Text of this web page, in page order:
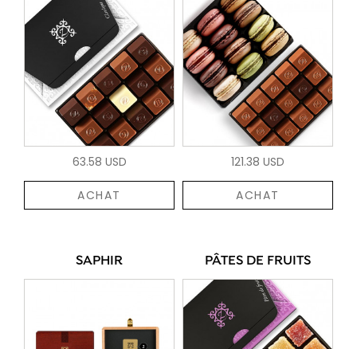
63.58 USD
ACHAT
121.38 USD
ACHAT
SAPHIR PÂTES DE FRUITS